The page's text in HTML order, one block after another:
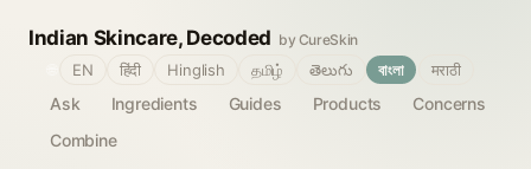
Indian Skincare, Decoded by CureSkin
Ask Ingredients Guides Products
Concerns
Combine
EN हिंदी Hinglish தமிழ் తెలుగు বাংলা मराठी